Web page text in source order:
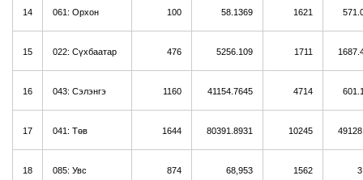
14 061: Орхон 100 58.1369 1621
15 022: Сүхбаатар 476 5256.109 1711
16 043: Сэлэнгэ 1160 41154.7645 4714
17 041: Төв 1644 80391.8931 10245
18 085: Увс 874 68,953 1562